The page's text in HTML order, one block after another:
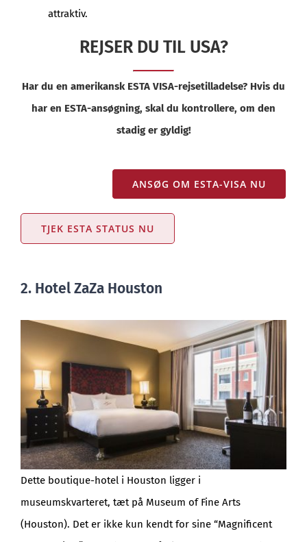
attraktiv.
REJSER DU TIL USA?
Har du en amerikansk ESTA VISA-rejsetilladelse? Hvis du
har en ESTA-ansøgning, skal du kontrollere, om den
stadig er gyldig!
ANSØG OM ESTA-VISA NU
TJEK ESTA STATUS NU
2. Hotel ZaZa Houston
Dette boutique-hotel i Houston ligger i
museumskvarteret, tæt på Museum of Fine Arts
(Houston). Det er ikke kun kendt for sine “Magnificent